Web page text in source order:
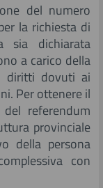
del numero
la richiesta di
sia dichiarata
a carico della
diritti dovuti ai
Per ottenere il
referendum
provinciale
della persona
con